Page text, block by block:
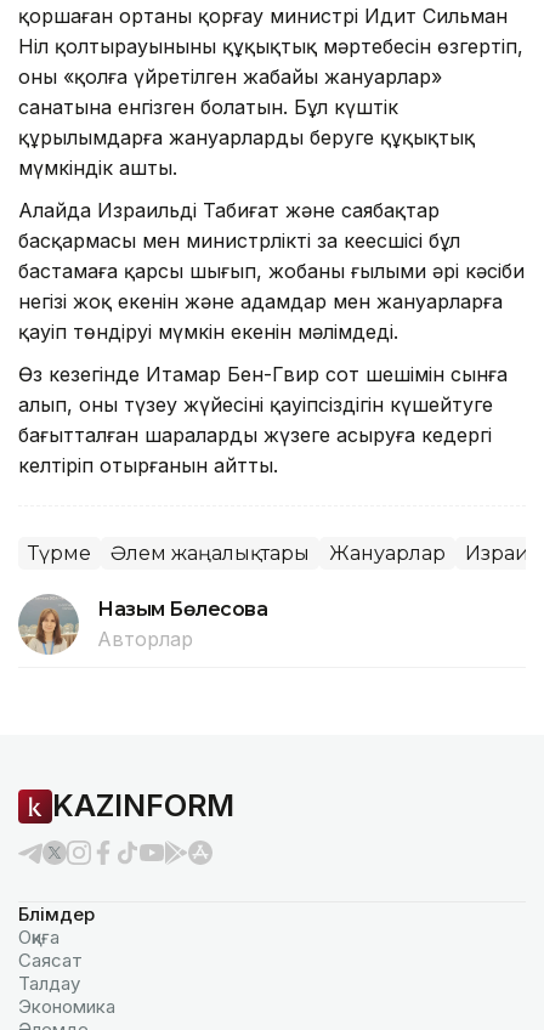
қоршаған ортаны қорғау министрі Идит Сильман
Ніл қолтырауынының құқықтық мәртебесін өзгертіп,
оны «қолға үйретілген жабайы жануарлар»
санатына енгізген болатын. Бұл күштік
құрылымдарға жануарларды беруге құқықтық
мүмкіндік ашты.
Алайда Израильдің Табиғат және саябақтар
басқармасы мен министрліктің заң кеңесшісі бұл
бастамаға қарсы шығып, жобаның ғылыми әрі кәсіби
негізі жоқ екенін және адамдар мен жануарларға
қауіп төндіруі мүмкін екенін мәлімдеді.
Өз кезегінде Итамар Бен-Гвир сот шешімін сынға
алып, оның түзеу жүйесінің қауіпсіздігін күшейтуге
бағытталған шараларды жүзеге асыруға кедергі
келтіріп отырғанын айтты.
Түрме Әлем жаңалықтары Жануарлар
Назым Бөлесова
Авторлар
KAZINFORM
Бөлімдер
Оқиға
Саясат
Талдау
Экономика